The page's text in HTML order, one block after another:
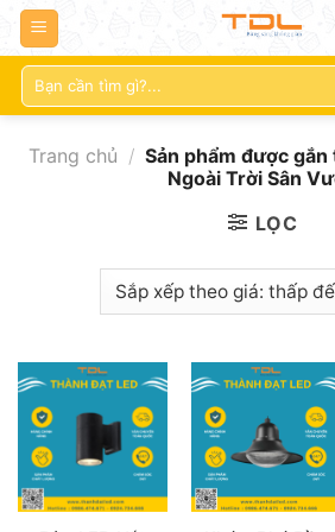
Tìm
kiếm:
Trang chủ / Sản phẩm được
Ngoài Trời Sân
LỌC